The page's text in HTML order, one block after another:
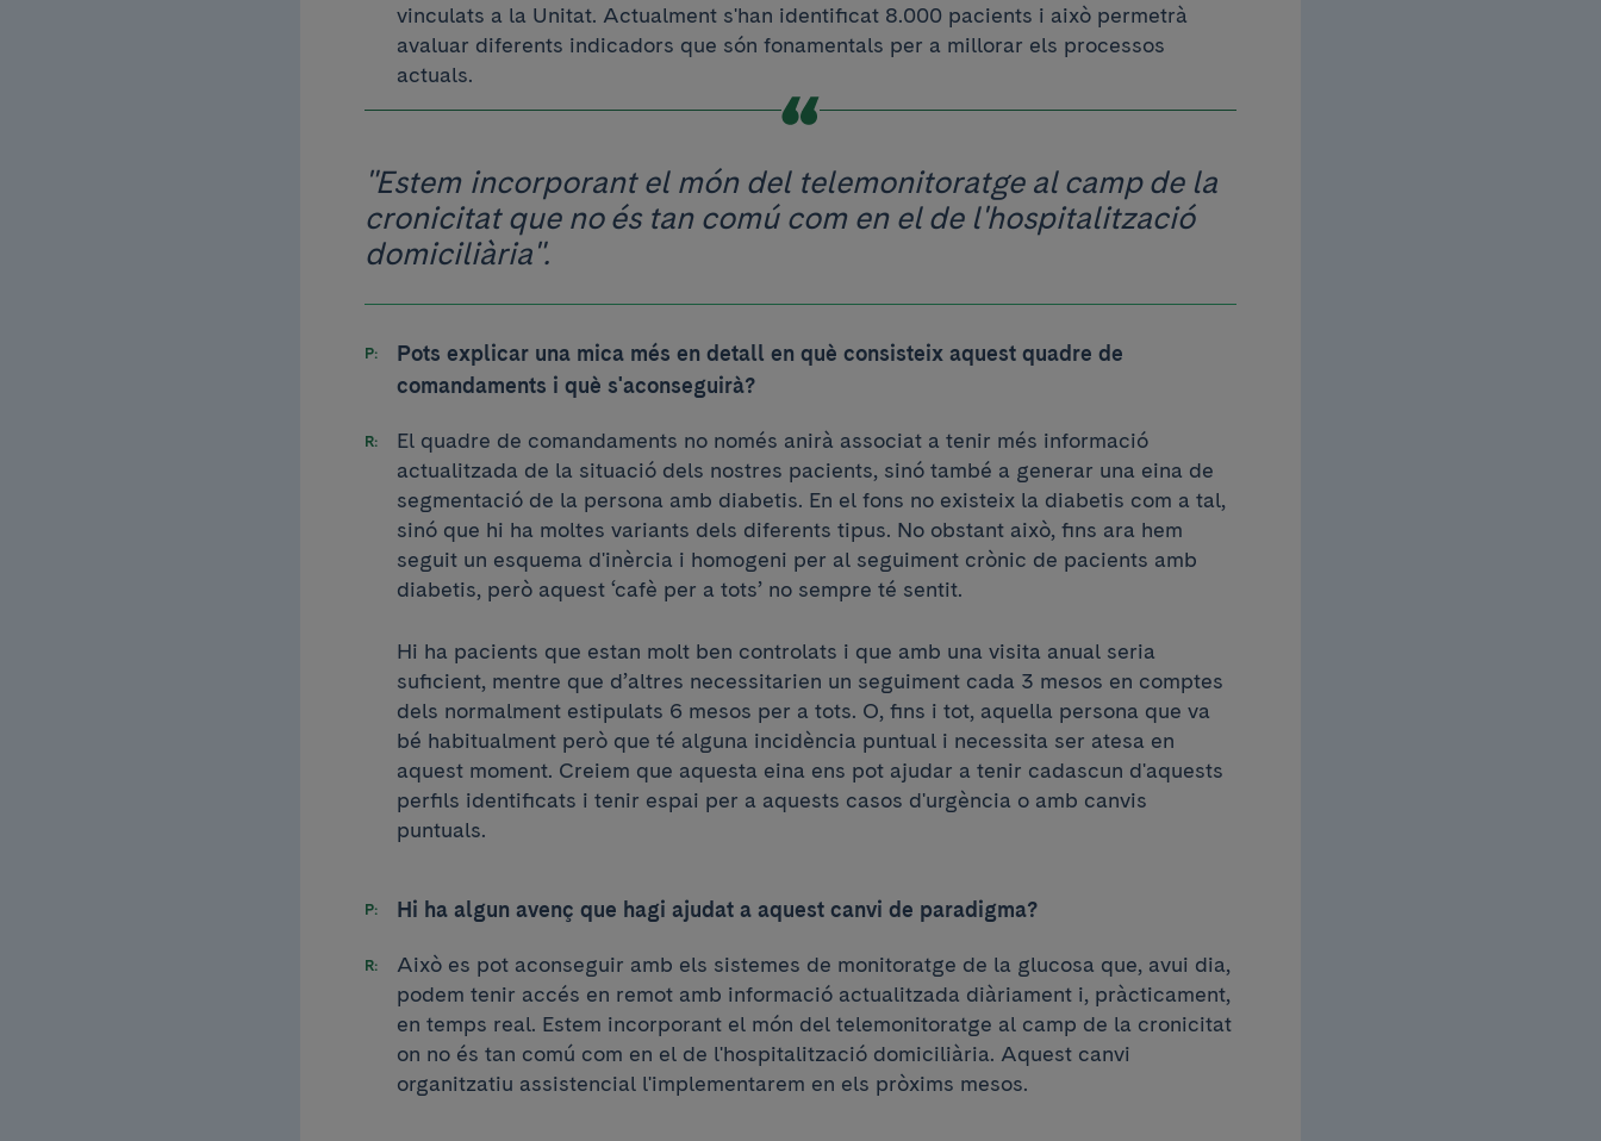
vinculats a la Unitat. Actualment s'han identificat 8.000 pacients i això permetrà
avaluar diferents indicadors que són fonamentals per a millorar els processos
actuals.
"Estem incorporant el món del telemonitoratge al camp de la
cronicitat que no és tan comú com en el de l'hospitalització
domiciliària".
Pots explicar una mica més en detall en què consisteix aquest quadre de
comandaments i què s'aconseguirà?
El quadre de comandaments no només anirà associat a tenir més informació
actualitzada de la situació dels nostres pacients, sinó també a generar una eina de
segmentació de la persona amb diabetis. En el fons no existeix la diabetis com a tal,
sinó que hi ha moltes variants dels diferents tipus. No obstant això, fins ara hem
seguit un esquema d'inèrcia i homogeni per al seguiment crònic de pacients amb
diabetis, però aquest ‘cafè per a tots’ no sempre té sentit.
Hi ha pacients que estan molt ben controlats i que amb una visita anual seria
suficient, mentre que d’altres necessitarien un seguiment cada 3 mesos en comptes
dels normalment estipulats 6 mesos per a tots. O, fins i tot, aquella persona que va
bé habitualment però que té alguna incidència puntual i necessita ser atesa en
aquest moment. Creiem que aquesta eina ens pot ajudar a tenir cadascun d'aquests
perfils identificats i tenir espai per a aquests casos d'urgència o amb canvis
puntuals.
Hi ha algun avenç que hagi ajudat a aquest canvi de paradigma?
Això es pot aconseguir amb els sistemes de monitoratge de la glucosa que, avui dia,
podem tenir accés en remot amb informació actualitzada diàriament i, pràcticament,
en temps real. Estem incorporant el món del telemonitoratge al camp de la cronicitat
on no és tan comú com en el de l'hospitalització domiciliària. Aquest canvi
organitzatiu assistencial l'implementarem en els pròxims mesos.